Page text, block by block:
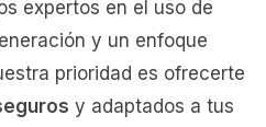
expertos en el uso de
y un enfoque
prioridad es ofrecerte
y adaptados a tus